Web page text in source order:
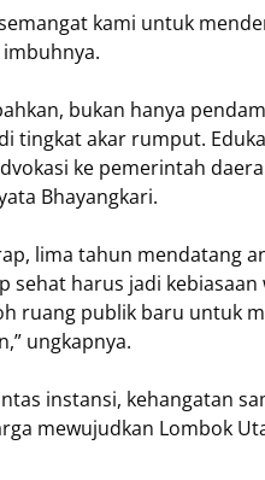
kami untuk
bukan hanya
tingkat akar rumput.
ke pemerintah
Bhayangkari.
lima tahun mendatang
sehat harus jadi
ruang publik baru untuk
ungkapnya.
instansi, kehangatan
mewujudkan Lombok